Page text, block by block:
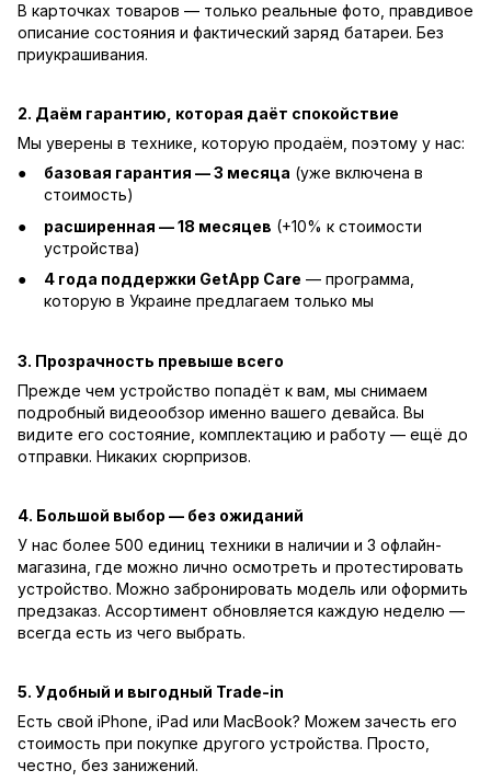
В карточках товаров — только реальные фото, правдивое
описание состояния и фактический заряд батареи. Без
приукрашивания.
2. Даём гарантию, которая даёт спокойствие
Мы уверены в технике, которую продаём, поэтому у нас:
базовая гарантия — 3 месяца (уже включена в
стоимость)
расширенная — 18 месяцев (+10% к стоимости
устройства)
4 года поддержки GetApp Care — программа,
которую в Украине предлагаем только мы
3. Прозрачность превыше всего
Прежде чем устройство попадёт к вам, мы снимаем
подробный видеообзор именно вашего девайса. Вы
видите его состояние, комплектацию и работу — ещё до
отправки. Никаких сюрпризов.
4. Большой выбор — без ожиданий
У нас более 500 единиц техники в наличии и 3 офлайн-
магазина, где можно лично осмотреть и протестировать
устройство. Можно забронировать модель или оформить
предзаказ. Ассортимент обновляется каждую неделю —
всегда есть из чего выбрать.
5. Удобный и выгодный Trade-in
Есть свой iPhone, iPad или MacBook? Можем зачесть его
стоимость при покупке другого устройства. Просто,
честно, без занижений.